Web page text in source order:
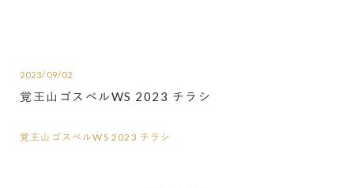
2023/09/02
覚王山ゴスペルWS 2023 チラシ
覚王山ゴスペルWS 2023 チラシ